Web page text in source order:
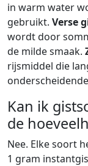
in warm water
gebruikt. Verse
wordt door
de milde smaak.
rijsmiddel die
Kan ik
de
Nee. Elke soort
1 gram